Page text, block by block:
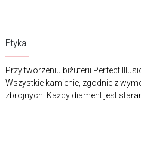
Etyka
Przy tworzeniu biżuterii Perfect
Wszystkie kamienie, zgodnie z
zbrojnych. Każdy diament jest